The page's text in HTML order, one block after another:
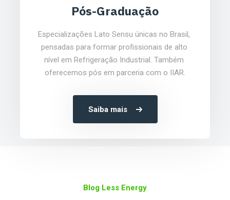
Pós-Graduação
Especializações Lato Sensu únicas no Brasil,
pensadas para formar profissionais de alto
nível em Refrigeração Industrial. Também
oferecemos pós em parceria com o IIAR.
Saiba mais
Blog Less Energy